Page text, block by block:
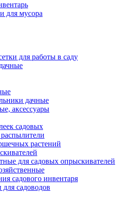
для мусора
для работы в саду
дачные
аксессуары
садовых
растений
для садовых опрыскивателей
садового инвентаря
садоводов